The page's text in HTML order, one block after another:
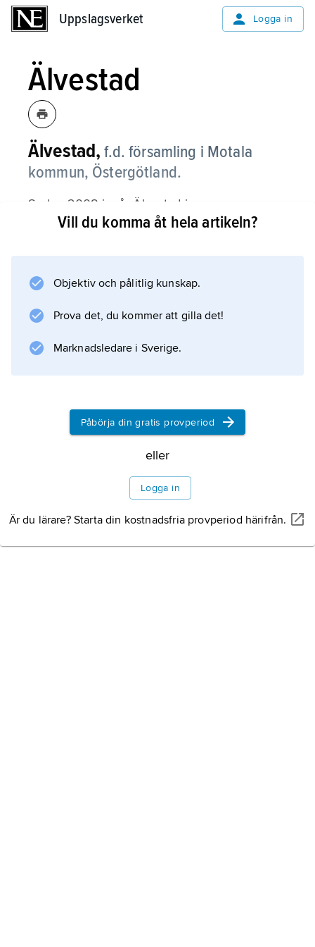
Uppslagsverket Logga in
Älvestad
Älvestad, f.d. församling i Motala
kommun, Östergötland.
Sedan 2008 ingår Älvestad i
Fornåsa
och hagmarker i norr.
Information om artikeln
Vill du komma åt hela artikeln?
Objektiv och pålitlig kunskap.
Prova det, du kommer att gilla det!
Marknadsledare i Sverige.
Påbörja din gratis provperiod
eller
Logga in
Är du lärare? Starta din kostnadsfria provperiod härifrån.